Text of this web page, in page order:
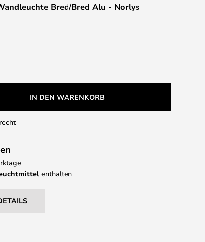
Bred/Bred Alu - Norlys
IN DEN WARENKORB
enthalten